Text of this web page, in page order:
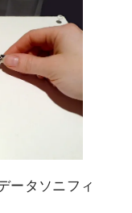
ータソニフィ